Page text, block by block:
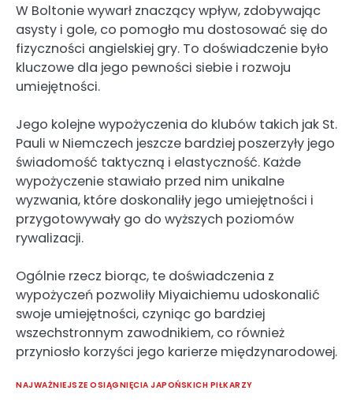
W Boltonie wywarł znaczący wpływ, zdobywając
asysty i gole, co pomogło mu dostosować się do
fizyczności angielskiej gry. To doświadczenie było
kluczowe dla jego pewności siebie i rozwoju
umiejętności.
Jego kolejne wypożyczenia do klubów takich jak St.
Pauli w Niemczech jeszcze bardziej poszerzyły jego
świadomość taktyczną i elastyczność. Każde
wypożyczenie stawiało przed nim unikalne
wyzwania, które doskonaliły jego umiejętności i
przygotowywały go do wyższych poziomów
rywalizacji.
Ogólnie rzecz biorąc, te doświadczenia z
wypożyczeń pozwoliły Miyaichiemu udoskonalić
swoje umiejętności, czyniąc go bardziej
wszechstronnym zawodnikiem, co również
przyniosło korzyści jego karierze międzynarodowej.
NAJWAŻNIEJSZE OSIĄGNIĘCIA JAPOŃSKICH PIŁKARZY